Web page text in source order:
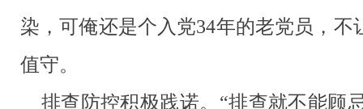
染，可俺还是个入党34年的老党员，不
值守。
排查防控积极践诺。 “排查就不能顾